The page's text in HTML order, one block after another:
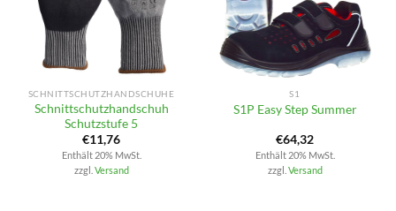
SCHNITTSCHUTZHANDSCHUHE
Schnittschutzhandschuh
Schutzstufe 5
€11,76
Enthält 20% MwSt.
zzgl. Versand
S1
S1P Easy Step Summer
€64,32
Enthält 20% MwSt.
zzgl. Versand